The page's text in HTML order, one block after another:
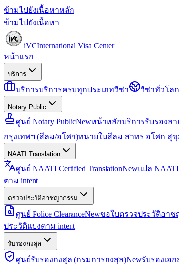
ข้ามไปยังเนื้อหาหลัก
ข้ามไปยังเนื้อหา
iVCInternational Visa Center
หน้าแรก
บริการ
บริการบริการครบทุกประเภทวีซ่า วีซ่าทั่วโลก
Notary Public
ศูนย์ Notary PublicNewหน้าหลักบริการรับรองล
กรุงเทพฯ (สีลม/อโศก)ทนายในสีลม สาทร อโศก สุ
NAATI Translation
ศูนย์ NAATI Certified TranslationNewแปล NAATI
ตาม intent
ตรวจประวัติอาชญากรรม
ศูนย์ Police ClearanceNewขอใบตรวจประวัติอาช
ประวัติแบ่งตาม intent
รับรองกงสุล
ศูนย์รับรองกงสุล (กรมการกงสุล)Newรับรองเอ